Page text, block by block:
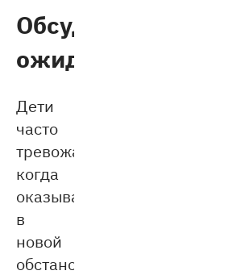
Обсудите
ожидания
Дети
часто
тревожатся,
когда
оказываются
в
новой
обстановке.